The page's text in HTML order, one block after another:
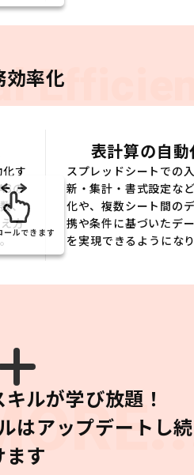
効率化
す
の
、
方
表計算の自動
スプレッドシートでの
新・集計・書式設定な
化や、複数シート間の
携や条件に基づいたデ
を実現できるようにな
ールできます
ルが学び放題！
はアップデートし続
ます